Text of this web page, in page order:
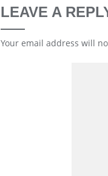
LEAVE A
Your email address will